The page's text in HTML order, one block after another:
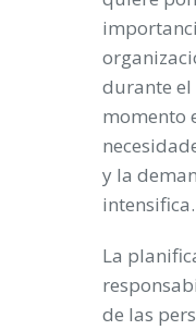
durante el
momento
y la
intensifica.
La
de las